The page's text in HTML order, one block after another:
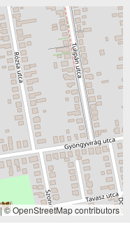
|© OpenStreetMap contributors